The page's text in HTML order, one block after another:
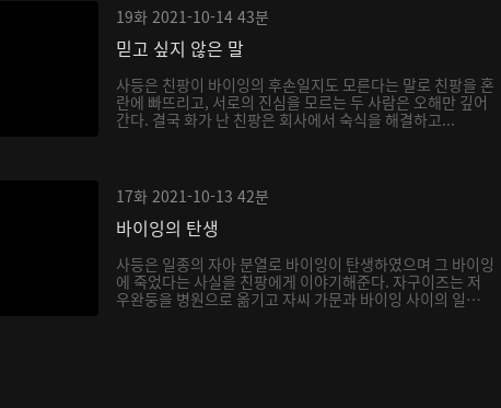
19화 2021-10-14 43분
믿고 싶지 않은 말
사등은 친팡이 바이잉의 후손일지도 모른다는 말로 친팡을 혼
란에 빠뜨리고, 서로의 진심을 모르는 두 사람은 오해만 깊어
간다. 결국 화가 난 친팡은 회사에서 숙식을 해결하고...
17화 2021-10-13 42분
바이잉의 탄생
사등은 일종의 자아 분열로 바이잉이 탄생하였으며 그 바이잉
에 죽었다는 사실을 친팡에게 이야기해준다. 자구이즈는 저
우완둥을 병원으로 옮기고 자씨 가문과 바이잉 사이의 일화